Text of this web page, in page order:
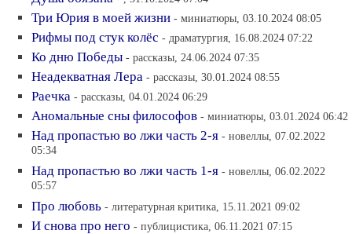
Три Юрия в моей жизни - миниатюры, 03.10.2024 08:05
Рифмы под стук колёс - драматургия, 16.08.2024 07:22
Ко дню Победы - рассказы, 24.06.2024 07:35
Неадекватная Лера - рассказы, 30.01.2024 08:55
Раечка - рассказы, 04.01.2024 06:29
Аномальные сны философов - миниатюры, 03.01.2024 06:42
Над пропастью во лжи часть 2-я - новеллы, 07.02.2022
05:34
Над пропастью во лжи часть 1-я - новеллы, 06.02.2022
05:57
Про любовь - литературная критика, 15.11.2021 09:02
И снова про него - публицистика, 06.11.2021 07:15